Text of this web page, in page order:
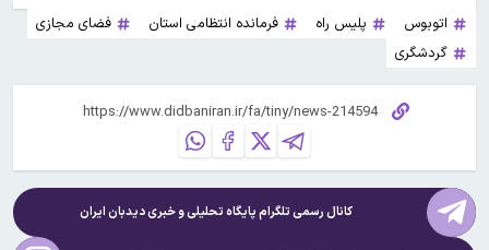
اتوبوس پلیس راه فرمانده انتظامی استان
فضای مجازی
گردشگری
کانال رسمی تلگرام پایگاه تحلیلی و خبریدیدبان ایران